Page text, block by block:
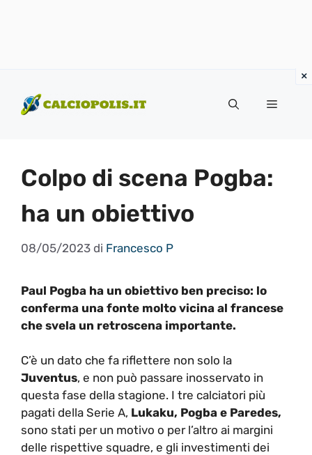
contenuto
Menu
Colpo di scena Pogba:
ha un obiettivo
08/05/2023 di Francesco P
Paul Pogba ha un obiettivo ben preciso: lo
conferma una fonte molto vicina al francese
che svela un retroscena importante.
C’è un dato che fa riflettere non solo la
Juventus, e non può passare inosservato in
questa fase della stagione. I tre calciatori più
pagati della Serie A, Lukaku, Pogba e Paredes,
sono stati per un motivo o per l’altro ai margini
delle rispettive squadre, e gli investimenti dei